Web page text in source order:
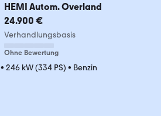
HEMI Autom. Overland
24.900 €
Verhandlungsbasis
Ohne Bewertung
• 246 kW (334 PS) • Benzin